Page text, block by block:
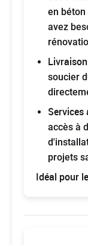
en
avez
soucier
Services
accès à
projets
Idéal pour